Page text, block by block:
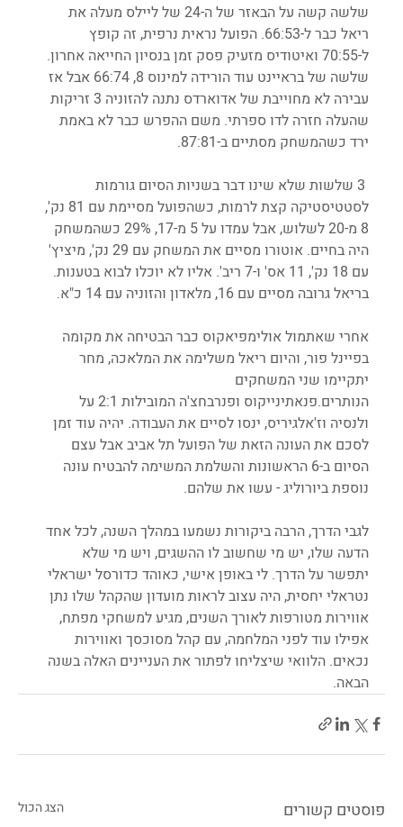
שלשה קשה על הבאזר של ה-24 של ליילס מעלה את
ריאל כבר ל-66:53. הפועל נראית נרפית, זה קופץ
ל-70:55 ואיטודיס מזעיק פסק זמן בנסיון החייאה אחרון.
שלשה של בראיינט עוד הורידה למינוס 8, 66:74 אבל אז
עבירה לא מחוייבת של אדוארדס נתנה להזוניה 3 זריקות
שהעלה חזרה לדו ספרתי. משם ההפרש כבר לא באמת
ירד כשהמשחק מסתיים ב-87:81.
3 שלשות שלא שינו דבר בשניות הסיום גורמות
לסטטיסטיקה קצת לרמות, כשהפועל מסיימת עם 81 נק',
8 מ-20 לשלוש, אבל עמדו על 5 מ-17, 29% כשהמשחק
היה בחיים. אוטורו מסיים את המשחק עם 29 נק', מיציץ'
עם 18 נק', 11 אס' ו-7 ריב'. אליו לא יוכלו לבוא בטענות.
בריאל גרובה מסיים עם 16, מלאדון והזוניה עם 14 כ"א.
אחרי שאתמול אולימפיאקוס כבר הבטיחה את מקומה
בפיינל פור, והיום ריאל משלימה את המלאכה, מחר
יתקיימו שני המשחקים
הנותרים.פנאתינייקוס ופנרבחצ'ה המובילות 2:1 על
ולנסיה וז'אלגיריס, ינסו לסיים את העבודה. יהיה עוד זמן
לסכם את העונה הזאת של הפועל תל אביב אבל עצם
הסיום ב-6 הראשונות והשלמת המשימה להבטיח עונה
נוספת ביורוליג - עשו את שלהם.
לגבי הדרך, הרבה ביקורות נשמעו במהלך השנה, לכל אחד
הדעה שלו, יש מי שחשוב לו ההשגים, ויש מי שלא
יתפשר על הדרך. לי באופן אישי, כאוהד כדורסל ישראלי
נטראלי יחסית, היה עצוב לראות מועדון שהקהל שלו נתן
אווירות מטורפות לאורך השנים, מגיע למשחקי מפתח,
אפילו עוד לפני המלחמה, עם קהל מסוכסך ואווירות
נכאים. הלוואי שיצליחו לפתור את העניינים האלה בשנה
הבאה.
פוסטים קשורים הצג הכול